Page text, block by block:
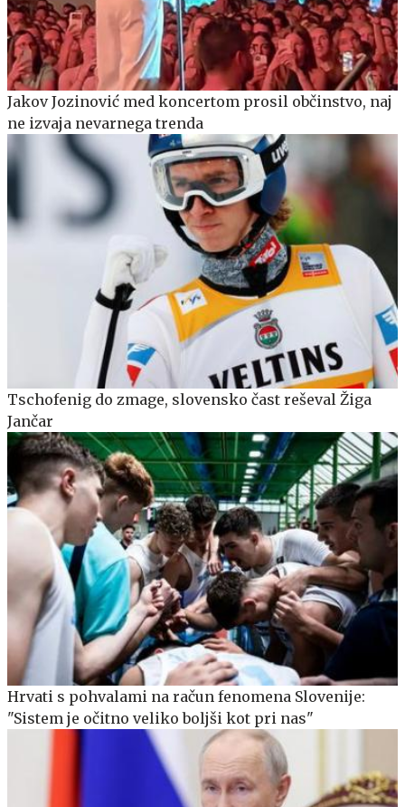
Jakov Jozinović med koncertom prosil občinstvo, naj
ne izvaja nevarnega trenda
Tschofenig do zmage, slovensko čast reševal Žiga
Jančar
Hrvati s pohvalami na račun fenomena Slovenije:
"Sistem je očitno veliko boljši kot pri nas"